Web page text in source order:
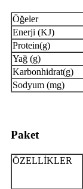
Öğeler
Enerji (KJ)
Protein(g)
Yağ (g)
Karbonhidrat(g)
Sodyum (mg)
Paket
ÖZELLİKLER